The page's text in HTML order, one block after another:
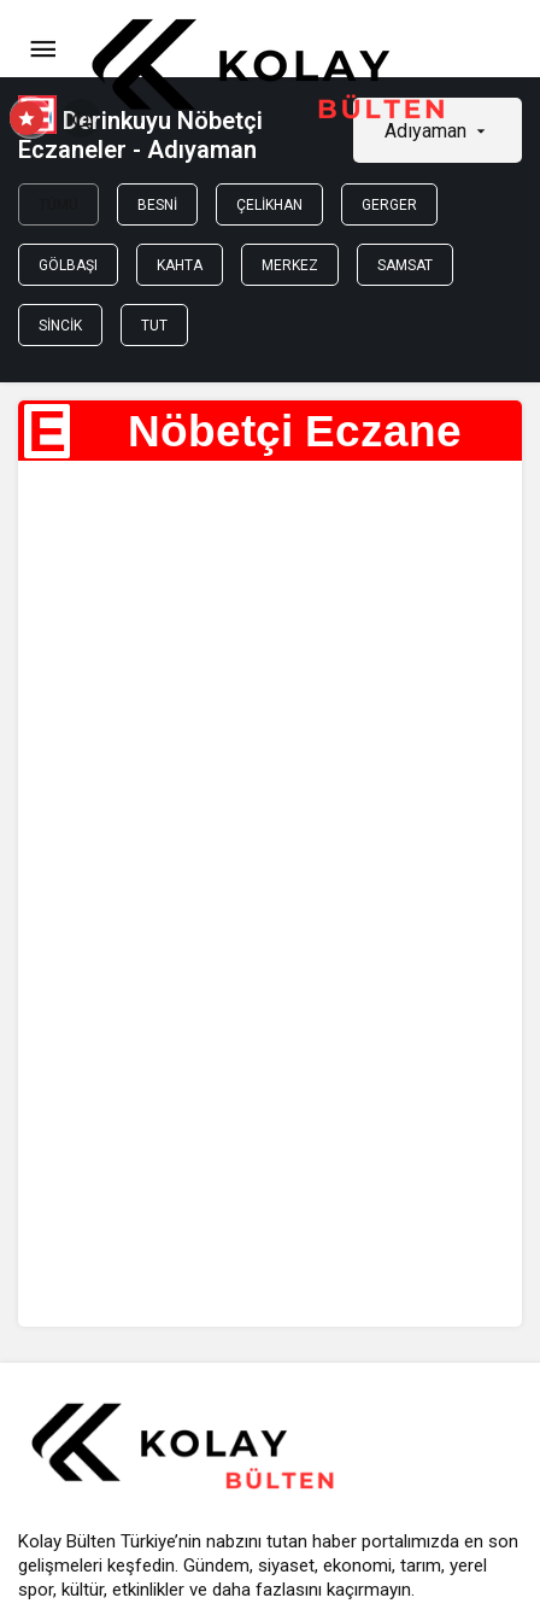
Derinkuyu Nöbetçi
Eczaneler - Adıyaman
Adıyaman
BESNI ÇELIKHAN GERGER
GÖLBAŞI KAHTA MERKEZ SAMSAT
SINCIK TUT
E Nöbetçi Eczane
Kolay Bülten Türkiye’nin nabzını tutan haber portalımızda en son
gelişmeleri keşfedin. Gündem, siyaset, ekonomi, tarım, yerel
spor, kültür, etkinlikler ve daha fazlasını kaçırmayın.